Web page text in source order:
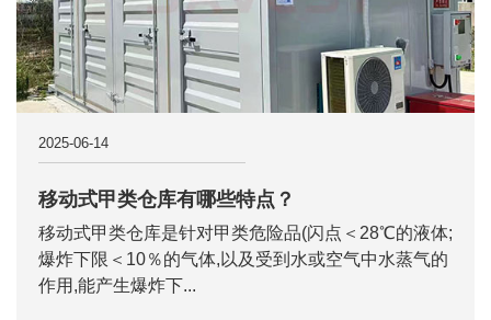
2025-06-14
移动式甲类仓库有哪些特点？
移动式甲类仓库是针对甲类危险品(闪点＜28℃的液体;
爆炸下限＜10％的气体,以及受到水或空气中水蒸气的
作用,能产生爆炸下...